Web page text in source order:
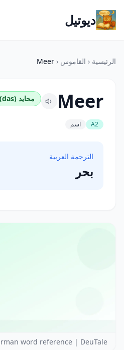
ديوتيل
الرئيسية ‹ القاموس ‹
Meer
Meer محايد (das)
A2 اسم
الترجمة العربية
بحر
word reference | DeuTale